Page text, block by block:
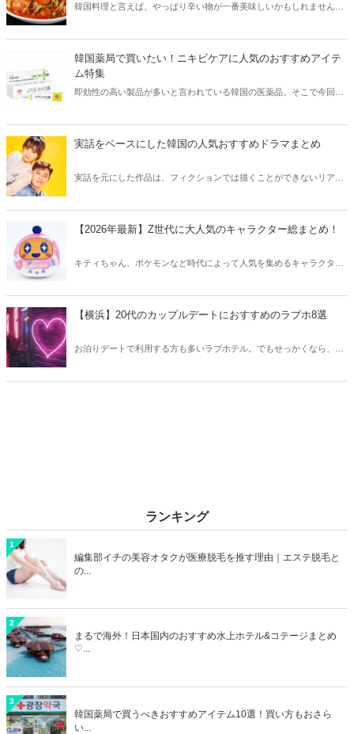
韓国料理と言えば、やっぱり辛い物が一番美味しいかもしれません。
方も必見です。
韓国薬局で買いたい！ニキビケアに人気のおすすめアイテ
ム特集
即効性の高い製品が多いと言われている韓国の医薬品。そこで今回は
う。
実話をベースにした韓国の人気おすすめドラマまとめ
実話を元にした作品は、フィクションでは描くことができないリアル
【2026年最新】Z世代に大人気のキャラクター総まとめ！
キティちゃん、ポケモンなど時代によって人気を集めるキャラクター
クしてみましょう。
【横浜】20代のカップルデートにおすすめのラブホ8選
お泊りデートで利用する方も多いラブホテル。でもせっかくなら、キ
ランキング
1
編集部イチの美容オタクが医療脱毛を推す理由｜エステ脱毛と
の...
2
まるで海外！日本国内のおすすめ水上ホテル&コテージまとめ
♡...
3
韓国薬局で買うべきおすすめアイテム10選！買い方もおさら
い...